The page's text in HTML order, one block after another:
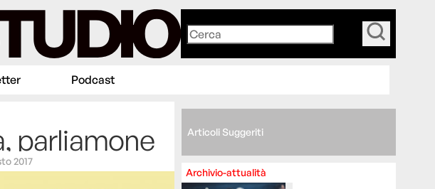
Podcast
parliamone
2017
Articoli Suggeriti
Archivio-attualità